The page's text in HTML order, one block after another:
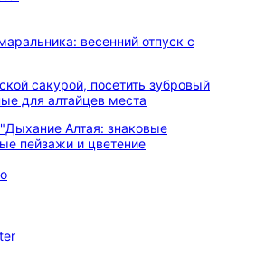
весенний отпуск с
сакурой, посетить зубровый
для алтайцев места